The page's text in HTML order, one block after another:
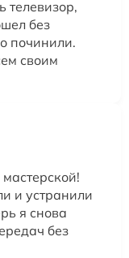
телевизор,
без
починили.
своим
и устранили
я снова
без